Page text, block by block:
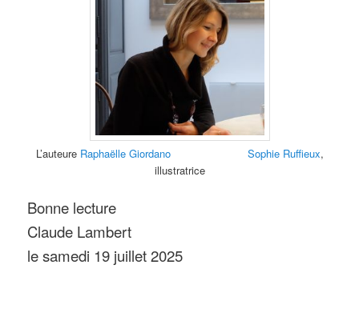
L’auteure Raphaëlle Giordano Sophie Ruffieux,
illustratrice
Bonne lecture
Claude Lambert
le samedi 19 juillet 2025